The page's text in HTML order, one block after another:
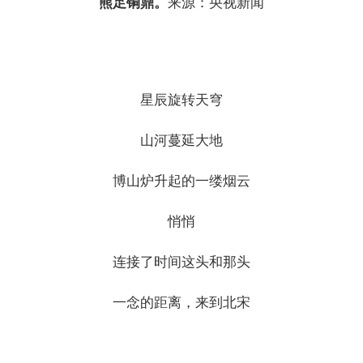
星辰旋转天穹
山河蔓延大地
博山炉升起的一缕烟云
悄悄
连接了时间这头和那头
一念的距离，来到北宋